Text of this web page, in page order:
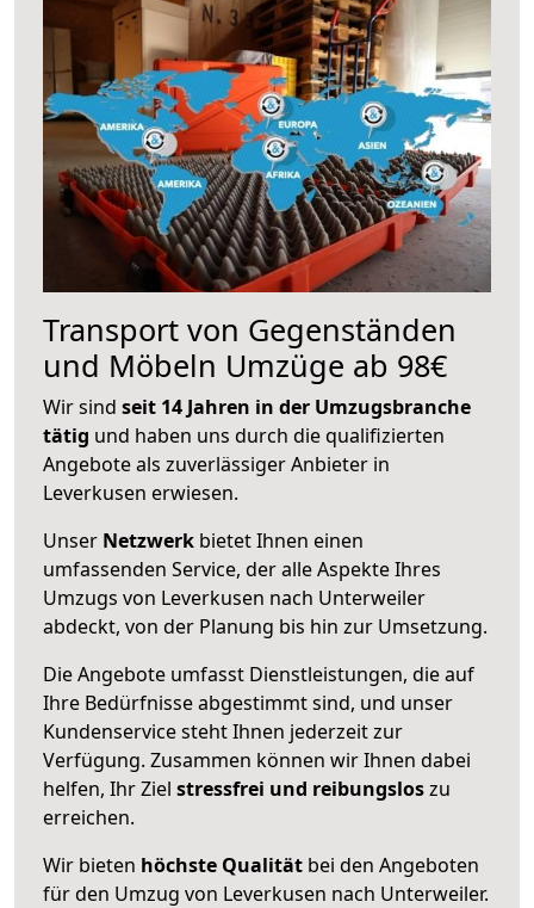
Transport von Gegenständen
und Möbeln Umzüge ab 98€
Wir sind seit 14 Jahren in der Umzugsbranche
tätig und haben uns durch die qualifizierten
Angebote als zuverlässiger Anbieter in
Leverkusen erwiesen.
Unser Netzwerk bietet Ihnen einen
umfassenden Service, der alle Aspekte Ihres
Umzugs von Leverkusen nach Unterweiler
abdeckt, von der Planung bis hin zur Umsetzung.
Die Angebote umfasst Dienstleistungen, die auf
Ihre Bedürfnisse abgestimmt sind, und unser
Kundenservice steht Ihnen jederzeit zur
Verfügung. Zusammen können wir Ihnen dabei
helfen, Ihr Ziel stressfrei und reibungsloszu
erreichen.
Wir bieten höchste Qualität bei den Angeboten
für den Umzug von Leverkusen nach Unterweiler.